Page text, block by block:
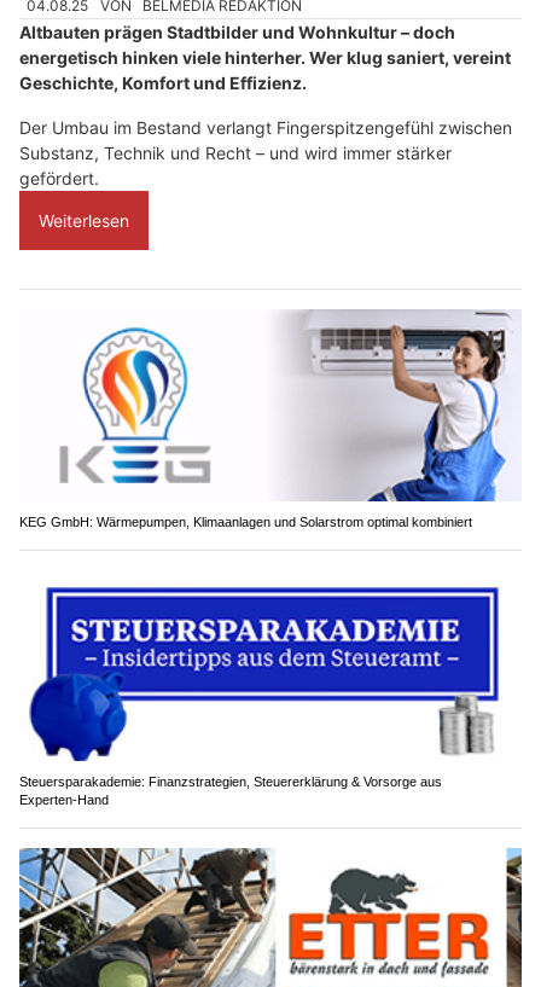
04.08.25 VON BELMEDIA REDAKTION
Altbauten prägen Stadtbilder und Wohnkultur – doch
energetisch hinken viele hinterher. Wer klug saniert, vereint
Geschichte, Komfort und Effizienz.
Der Umbau im Bestand verlangt Fingerspitzengefühl zwischen
Substanz, Technik und Recht – und wird immer stärker
gefördert.
Weiterlesen
KEG GmbH: Wärmepumpen, Klimaanlagen und Solarstrom optimal kombiniert
Steuersparakademie: Finanzstrategien, Steuererklärung & Vorsorge aus
Experten‑Hand